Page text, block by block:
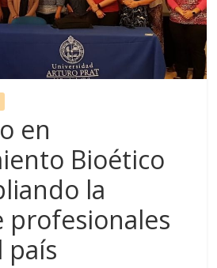
en
Bioético
la
profesionales
país